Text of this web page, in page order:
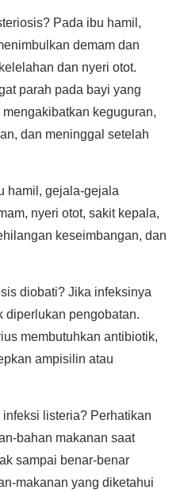
Pada ibu hamil,
demam dan
dan nyeri otot.
parah pada bayi yang
keguguran,
dan meninggal setelah
hamil, gejala-gejala
nyeri otot, sakit kepala,
keseimbangan, dan
diobati? Jika infeksinya
diperlukan pengobatan.
membutuhkan antibiotik,
ampisilin atau
listeria? Perhatikan
bahan makanan saat
sampai benar-benar
makanan yang diketahui